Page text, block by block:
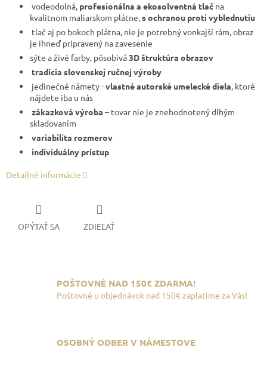
vodeodolná, profesionálna a ekosolventná tlač na
kvalitnom maliarskom plátne,s ochranou proti vyblednutiu
tlač aj po bokoch plátna, nie je potrebný vonkajší rám, obraz
je ihneď pripravený na zavesenie
sýte a živé farby, pôsobivá3D štruktúra obrazov
tradícia slovenskej ručnej výroby
jedinečné námety -vlastné autorské umelecké diela, ktoré
nájdete iba u nás
zákazková výroba – tovar nie je znehodnotený dlhým
skladovaním
variabilita rozmerov
individuálny prístup
Detailné informácie
OPÝTAŤ SA ZDIEĽAŤ
POŠTOVNÉ NAD 150€ ZDARMA!
Poštovné u objednávok nad 150€ zaplatíme za Vás!
OSOBNÝ ODBER V NÁMESTOVE